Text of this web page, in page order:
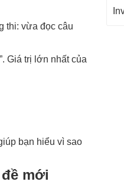
thi: vừa đọc câu
Giá trị lớn nhất của
bạn hiểu vì sao
mới